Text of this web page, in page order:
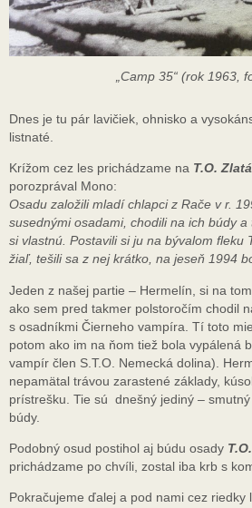
„Camp 35“ (rok 1963,
Dnes je tu pár lavičiek, ohnisko a
listnaté.
Krížom cez les prichádzame na T.O.
porozprával Mono:
Osadu založili mladí chlapci z Rače v r.
susednými osadami, chodili na ich búdy
si vlastnú. Postavili si ju na bývalom fleku
žiaľ, tešili sa z nej krátko, na jeseň 1994
Jeden z našej partie – Hermelín, si na
ako sem pred takmer polstoročím chodil
s osadníkmi Čierneho vampíra. Tí toto
potom ako im na ňom tiež bola vypálená
vampír člen S.T.O. Nemecká dolina).
nepamätal trávou zarastené základy,
prístrešku. Tie sú dnešný jediný –
búdy.
Podobný osud postihol aj búdu osady
prichádzame po chvíli, zostal iba krb s
Pokračujeme ďalej a pod nami cez riedky